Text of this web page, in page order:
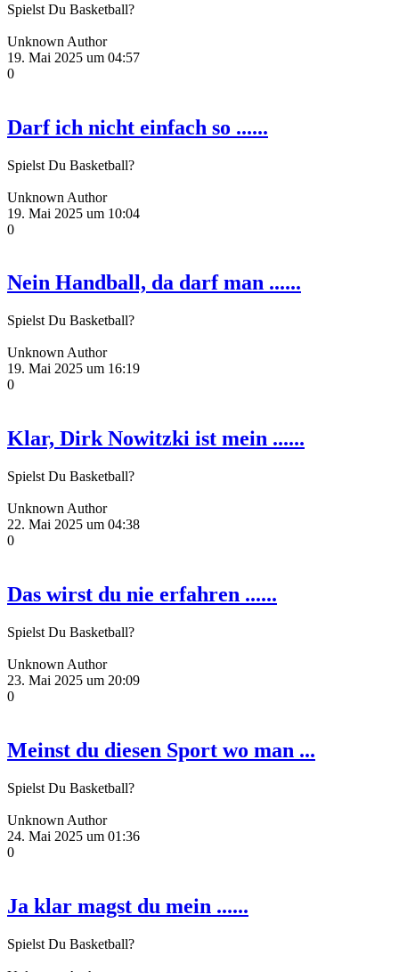
Spielst Du Basketball?
Unknown Author
19. Mai 2025 um 04:57
0
Darf ich nicht einfach so ......
Spielst Du Basketball?
Unknown Author
19. Mai 2025 um 10:04
0
Nein Handball, da darf man ......
Spielst Du Basketball?
Unknown Author
19. Mai 2025 um 16:19
0
Klar, Dirk Nowitzki ist mein ......
Spielst Du Basketball?
Unknown Author
22. Mai 2025 um 04:38
0
Das wirst du nie erfahren ......
Spielst Du Basketball?
Unknown Author
23. Mai 2025 um 20:09
0
Meinst du diesen Sport wo man ...
Spielst Du Basketball?
Unknown Author
24. Mai 2025 um 01:36
0
Ja klar magst du mein ......
Spielst Du Basketball?